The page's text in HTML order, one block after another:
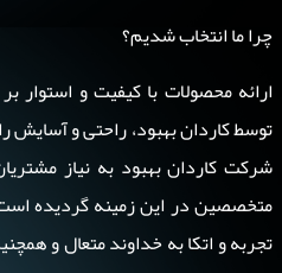
چرا ما انتخاب شدیم؟
ارائه محصولات با کیفیت و استوار
توسط کاردان بهبود، راحتی و آسایش
شرکت کاردان بهبود به نیاز
متخصصین در این زمینه گردیده
تجربه و اتکا به خداوند متعال و